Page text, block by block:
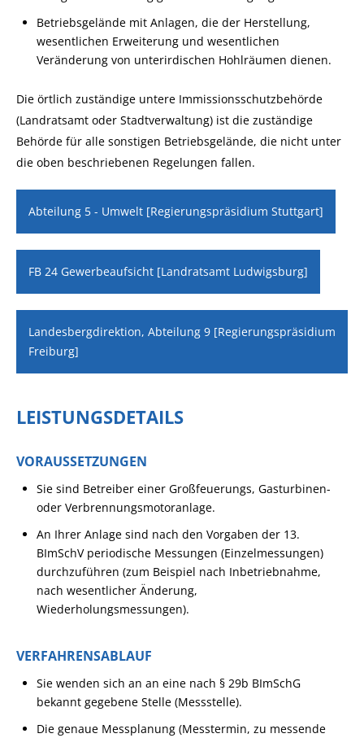
Betriebsgelände mit Anlagen, die der Herstellung,
wesentlichen Erweiterung und wesentlichen
Veränderung von unterirdischen Hohlräumen dienen.
Die örtlich zuständige untere Immissionsschutzbehörde
(Landratsamt oder Stadtverwaltung) ist die zuständige
Behörde für alle sonstigen Betriebsgelände, die nicht unter
die oben beschriebenen Regelungen fallen.
Abteilung 5 - Umwelt [Regierungspräsidium Stuttgart]
FB 24 Gewerbeaufsicht [Landratsamt Ludwigsburg]
Landesbergdirektion, Abteilung 9 [Regierungspräsidium
Freiburg]
LEISTUNGSDETAILS
VORAUSSETZUNGEN
Sie sind Betreiber einer Großfeuerungs, Gasturbinen-
oder Verbrennungsmotoranlage.
An Ihrer Anlage sind nach den Vorgaben der 13.
BImSchV periodische Messungen (Einzelmessungen)
durchzuführen (zum Beispiel nach Inbetriebnahme,
nach wesentlicher Änderung,
Wiederholungsmessungen).
VERFAHRENSABLAUF
Sie wenden sich an an eine nach § 29b BImSchG
bekannt gegebene Stelle (Messstelle).
Die genaue Messplanung (Messtermin, zu messende